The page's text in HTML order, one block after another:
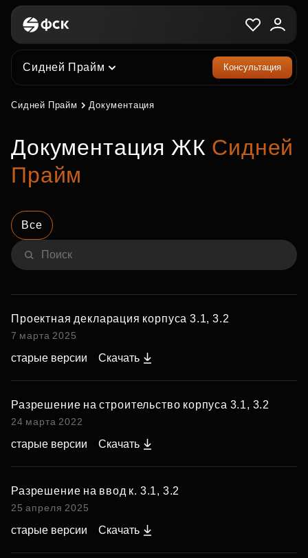
Сидней Прайм Консультация
Сидней Прайм Документация
Документация ЖК Сидней
Прайм
Все
Проектная декларация корпуса 3.1, 3.2
7 марта 2025
старые версии Скачать
Разрешение на строительство корпуса 3.1, 3.2
24 марта 2022
старые версии Скачать
Разрешение на ввод к. 3.1, 3.2
25 апреля 2025
старые версии Скачать